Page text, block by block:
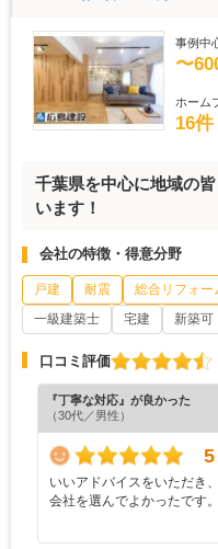
事例中
〜
ホーム
16件
千葉県を中心に地域の
います！
会社の特徴・得意分野
戸建 耐震 総合リフォー
一級建築士
宅建 新築可
口コミ評価
『丁寧な対応』が良かった
（30代／男性）
5
いいアドバイスをいただき
会社を選んでよかったです。